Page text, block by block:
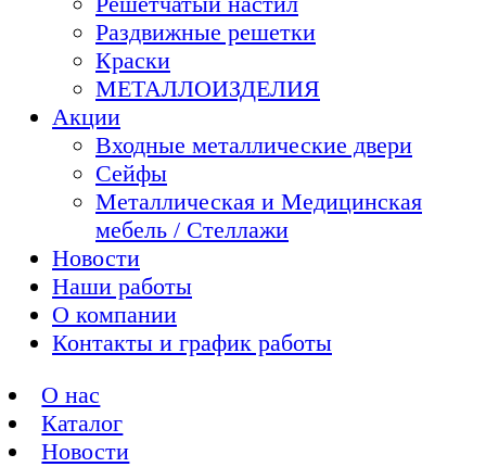
Раздвижные решетки
Краски
МЕТАЛЛОИЗДЕЛИЯ
Акции
Входные металлические двери
Сейфы
Металлическая и Медицинская
мебель / Стеллажи
Новости
Наши работы
О компании
Контакты и график работы
О нас
Каталог
Новости